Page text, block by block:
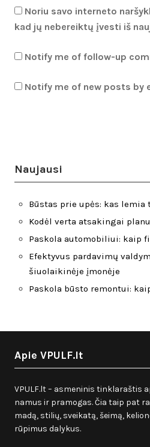
Noriu savo interneto
kad jų nebereiktų įvesti iš
Notify me of follow-up
Notify me of new posts by
Naujausi
Būstas prie upės: kas
Kodėl verta atsakingai
Paskola automobiliui: kaip
Efektyvus pardavimų
šiuolaikinėje įmonėje
Paskola būsto remontui:
Apie VPULF.lt
VPULF.lt – asmeninis tinklaraštis
namus ir pramogas. Čia taip pat
madą, stilių, sveikatą, šeimą,
rūpimus dalykus.